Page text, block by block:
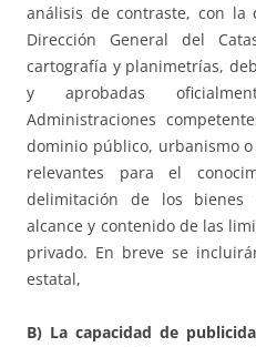
análisis de contraste, con la
Dirección General del
cartografía y planimetrías,
y aprobadas
Administraciones
dominio público, urbanismo
relevantes para el
delimitación de los
alcance y contenido de las
privado. En breve se
estatal,
B) La capacidad de